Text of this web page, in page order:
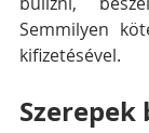
Semmilyen
kifizetésével.